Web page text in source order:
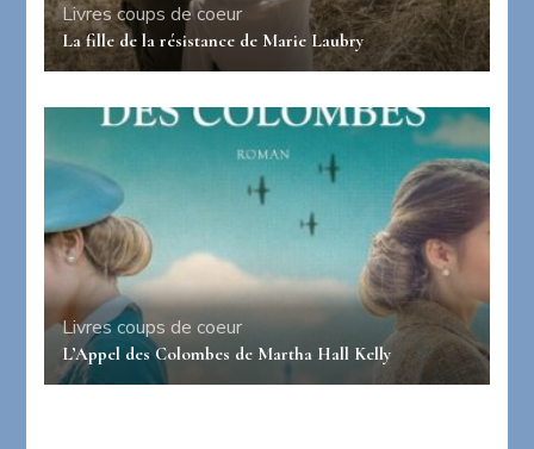
Livres coups de coeur
La fille de la résistance de Marie Laubry
Livres coups de coeur
L’Appel des Colombes de Martha Hall Kelly